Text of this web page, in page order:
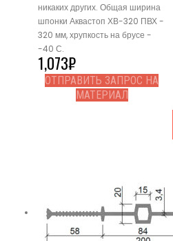
никаких других. Общая ширина
шпонки Аквастоп ХВ-320 ПВХ -
320 мм, хрупкость на брусе -
-40 С.
1,073₽
ОТПРАВИТЬ ЗАПРОС НА
МАТЕРИАЛ